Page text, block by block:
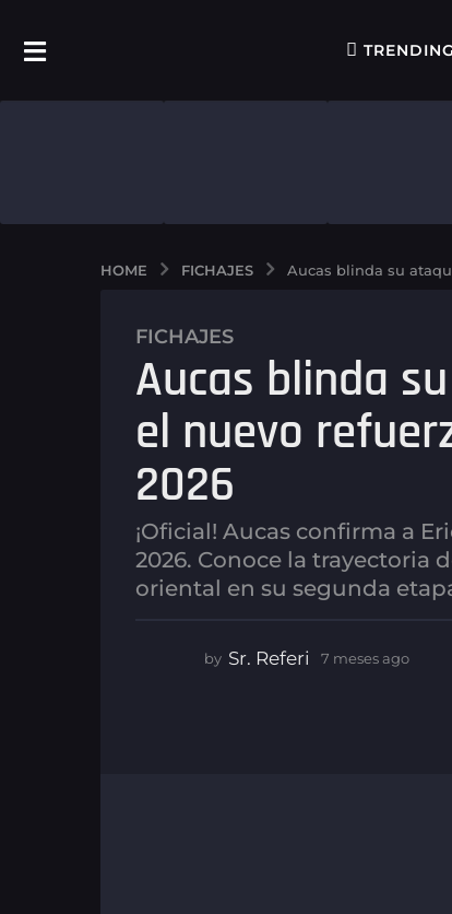
TRENDING
HOME FICHAJES Aucas blinda su
7
m
e
e
s
a
g
o
7
m
FICHAJES
Aucas blinda
el nuevo
2026
¡Oficial! Aucas confirma a
2026. Conoce la trayectoria
oriental en su segunda
by Sr. Referi 7 meses ago